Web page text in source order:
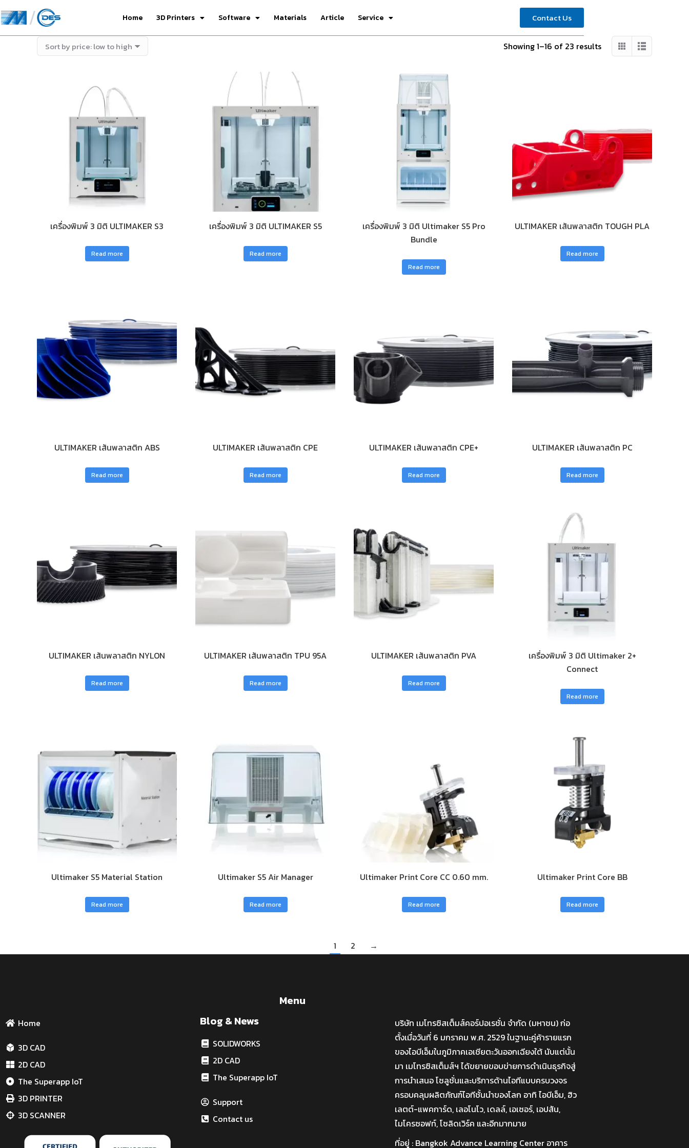
Home 3D Printers Software Materials Article Service Contact Us
Showing 1–16 of 23 results
เครื่องพิมพ์ 3 มิติ ULTIMAKER S3
Read more
เครื่องพิมพ์ 3 มิติ ULTIMAKER S5
Read more
เครื่องพิมพ์ 3 มิติ Ultimaker S5 Pro
Bundle
Read more
ULTIMAKER เส้นพลาสติก TOUGH PLA
Read more
ULTIMAKER เส้นพลาสติก ABS
Read more
ULTIMAKER เส้นพลาสติก CPE
Read more
ULTIMAKER เส้นพลาสติก CPE+
Read more
ULTIMAKER เส้นพลาสติก PC
Read more
ULTIMAKER เส้นพลาสติก NYLON
Read more
ULTIMAKER เส้นพลาสติก TPU 95A
Read more
ULTIMAKER เส้นพลาสติก PVA
Read more
เครื่องพิมพ์ 3 มิติ Ultimaker 2+
Connect
Read more
Ultimaker S5 Material Station
Read more
Ultimaker S5 Air Manager
Read more
Ultimaker Print Core CC 0.60 mm.
Read more
Ultimaker Print Core BB
Read more
1 2 →
Menu
Home
3D CAD
2D CAD
The Superapp IoT
3D PRINTER
3D SCANNER
Blog & News
SOLIDWORKS
2D CAD
The Superapp IoT
Support
Contact us
บริษัท เมโทรซิสเต็มส์คอร์ปอเรชั่น จำกัด (มหาชน) ก่อ
ตั้งเมื่อวันที่ 6 มกราคม พ.ศ. 2529 ในฐานะคู่ค้ารายแรก
ของไอบีเอ็มในภูมิภาคเอเชียตะวันออกเฉียงใต้ นับแต่นั้น
มา เมโทรซิสเต็มส์ฯ ได้ขยายขอบข่ายการดำเนินธุรกิจสู่
การนำเสนอ โซลูชั่นและบริการด้านไอทีแบบครบวงจร
ครอบคลุมผลิตภัณฑ์ไอทีชั้นนำของโลก อาทิ ไอบีเอ็ม, ฮิว
เลตต์-แพคการ์ด, เลอโนโว, เดลล์, เอเซอร์, เอปสัน,
ไมโครซอฟท์, โซลิดเวิร์ค และอีกมากมาย
ที่อยู่ : Bangkok Advance Learning Center อาคาร